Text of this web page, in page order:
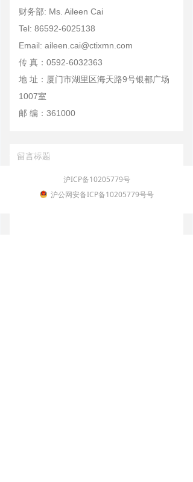
财务部: Ms. Aileen Cai
Tel: 86592-6025138
Email: aileen.cai@ctixmn.com
传 真：0592-6032363
地 址：厦门市湖里区海天路9号银都广场
1007室
邮 编：361000
上海泰昌货运有限公司
沪ICP备10205779号
沪公网安备ICP备10205779号号